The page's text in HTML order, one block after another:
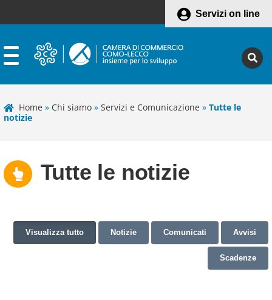
Servizi on line
Home » Chi siamo » Servizi e Comunicazione » Tutte le
notizie
Tutte le notizie
Visualizza tutto Notizie Comunicati Avvisi
Scadenze